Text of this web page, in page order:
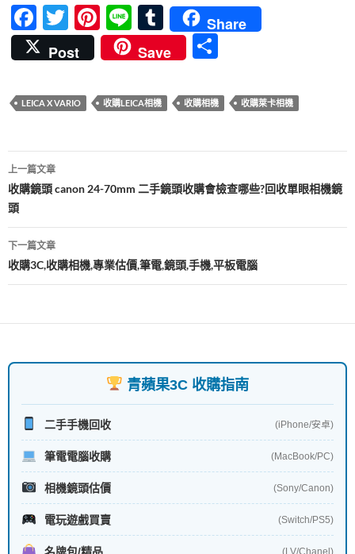
F
ac
e
b
o
o
k
T
w
itt
er
Pi
nt
er
es
t
Li
n
e
T
u
m
bl
r
Share
Post
Save
LEICA X VARIO 收購LEICA相機 收購相機 收購萊卡相機
文
章
導
覽
上一篇文章
收購鏡頭 canon 24-70mm 二手鏡頭收購會檢查哪些?回收單眼相機鏡
頭
下一篇文章
收購3C,收購相機,專業估價,筆電,鏡頭,手機,平板電腦
青蘋果3C 收購指南
二手手機回收 (iPhone/安卓)
筆電電腦收購 (MacBook/PC)
相機鏡頭估價 (Sony/Canon)
電玩遊戲買賣 (Switch/PS5)
(LV/Chanel)